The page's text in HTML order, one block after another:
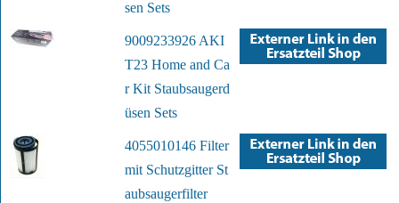
sen Sets
9009233926 AKI
T23 Home and Ca
r Kit Staubsaugerd
üsen Sets
4055010146 Filter
mit Schutzgitter St
aubsaugerfilter